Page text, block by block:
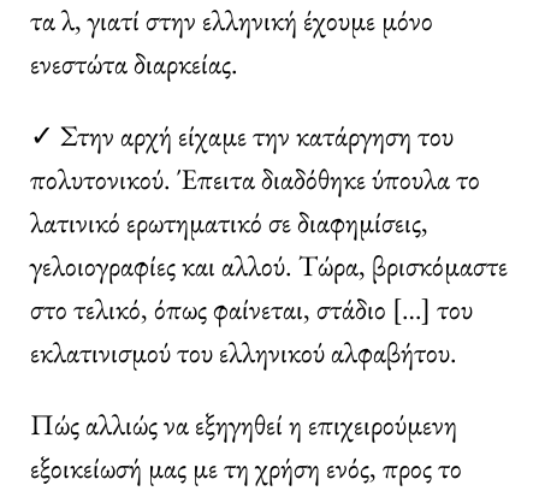
τα λ, γιατί στην ελληνική έχουμε μόνο
ενεστώτα διαρκείας.
✓ Στην αρχή είχαμε την κατάργηση του
πολυτονικού. Έπειτα διαδόθηκε ύπουλα το
λατινικό ερωτηματικό σε διαφημίσεις,
γελοιογραφίες και αλλού. Τώρα, βρισκόμαστε
στο τελικό, όπως φαίνεται, στάδιο […] του
εκλατινισμού του ελληνικού αλφαβήτου.
Πώς αλλιώς να εξηγηθεί η επιχειρούμενη
εξοικείωσή μας με τη χρήση ενός, προς το